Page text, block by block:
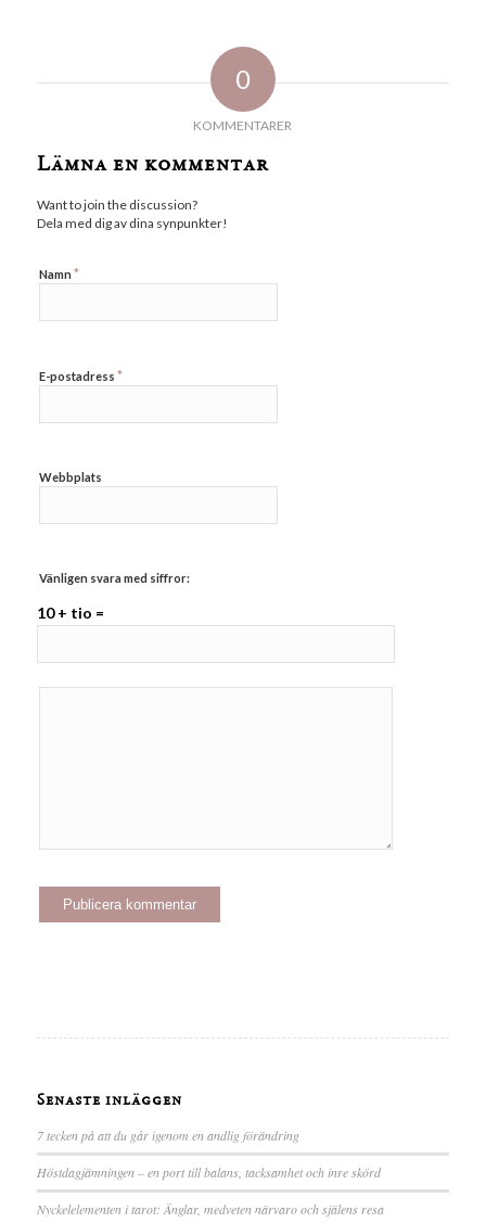
0
KOMMENTARER
Lämna en kommentar
Want to join the discussion?
Dela med dig av dina synpunkter!
Namn *
E-postadress *
Webbplats
Vänligen svara med siffror:
10 + tio =
Senaste inläggen
7 tecken på att du går igenom en andlig förändring
Höstdagjämningen – en port till balans, tacksamhet och inre skörd
Nyckelelementen i tarot: Änglar, medveten närvaro och själens resa